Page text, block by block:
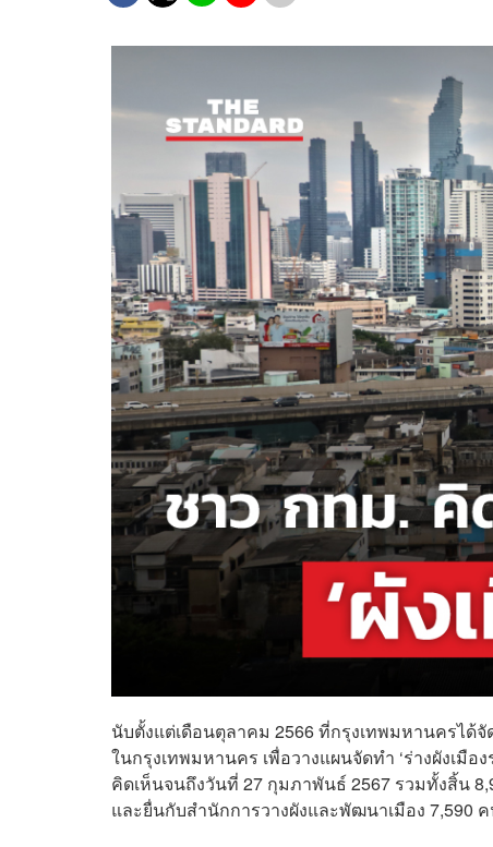
นับตั้งแต่เดือนตุลาคม 2566 ที่กรุงเทพมหานครไ
ในกรุงเทพมหานคร เพื่อวางแผนจัดทำ ‘ร่างผังเมื
คิดเห็นจนถึงวันที่ 27 กุมภาพันธ์ 2567 รวมทั้งสิ้น
และยื่นกับสำนักการวางผังและพัฒนาเมือง 7,590